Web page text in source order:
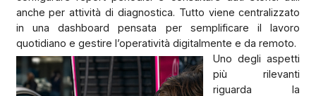
anche per attività di diagnostica. Tutto viene centralizzato
in una dashboard pensata per semplificare il lavoro
quotidiano e gestire l’operatività digitalmente e da remoto.
Uno degli aspetti
più rilevanti
riguarda la